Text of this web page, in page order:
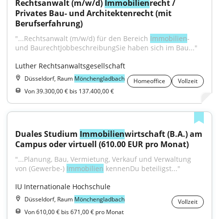
Rechtsanwalt (m/w/d) Immobilienrecht /
Privates Bau- und Architektenrecht (mit
Berufserfahrung)
"...Rechtsanwalt (m/w/d) für den Bereich Immobilien-
und BaurechtJobbeschreibungSie haben sich im Bau..."
Luther Rechtsanwaltsgesellschaft
Düsseldorf, Raum Mönchengladbach Homeoffice
Vollzeit
Von 39.300,00 € bis 137.400,00 €
Duales Studium Immobilienwirtschaft (B.A.) am
Campus oder virtuell (610.00 EUR pro Monat)
"...Planung, Bau, Vermietung, Verkauf und Verwaltung
von (Gewerbe-) Immobilien kennenDu beteiligst..."
IU Internationale Hochschule
Düsseldorf, Raum Mönchengladbach
Vollzeit
Von 610,00 € bis 671,00 € pro Monat